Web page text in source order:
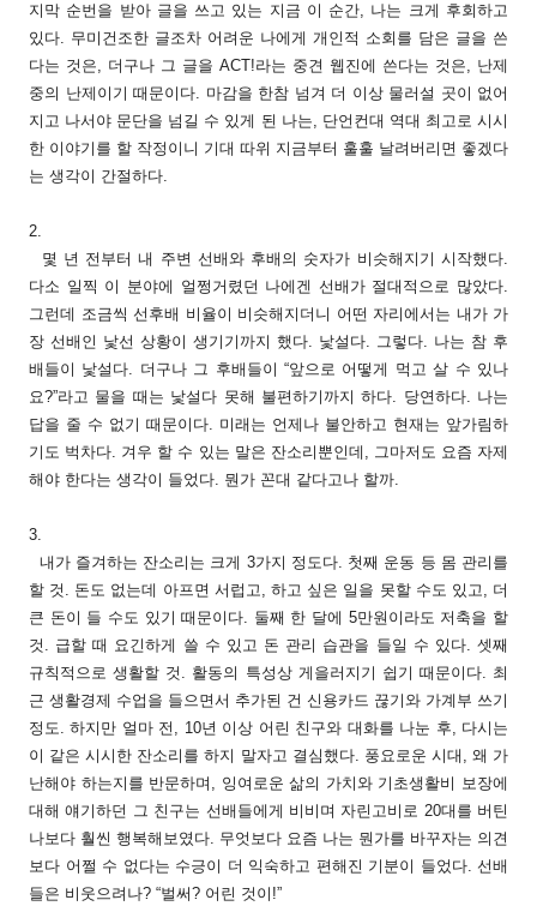
지막 순번을 받아 글을 쓰고 있는 지금 이 순간, 나는 크게 후회하고
있다. 무미건조한 글조차 어려운 나에게 개인적 소회를 담은 글을 쓴
다는 것은, 더구나 그 글을 ACT!라는 중견 웹진에 쓴다는 것은, 난제
중의 난제이기 때문이다. 마감을 한참 넘겨 더 이상 물러설 곳이 없어
지고 나서야 문단을 넘길 수 있게 된 나는, 단언컨대 역대 최고로 시시
한 이야기를 할 작정이니 기대 따위 지금부터 훌훌 날려버리면 좋겠다
는 생각이 간절하다.
2.
몇 년 전부터 내 주변 선배와 후배의 숫자가 비슷해지기 시작했다.
다소 일찍 이 분야에 얼쩡거렸던 나에겐 선배가 절대적으로 많았다.
그런데 조금씩 선후배 비율이 비슷해지더니 어떤 자리에서는 내가 가
장 선배인 낯선 상황이 생기기까지 했다. 낯설다. 그렇다. 나는 참 후
배들이 낯설다. 더구나 그 후배들이 “앞으로 어떻게 먹고 살 수 있나
요?”라고 물을 때는 낯설다 못해 불편하기까지 하다. 당연하다. 나는
답을 줄 수 없기 때문이다. 미래는 언제나 불안하고 현재는 앞가림하
기도 벅차다. 겨우 할 수 있는 말은 잔소리뿐인데, 그마저도 요즘 자제
해야 한다는 생각이 들었다. 뭔가 꼰대 같다고나 할까.
3.
내가 즐겨하는 잔소리는 크게 3가지 정도다. 첫째 운동 등 몸 관리를
할 것. 돈도 없는데 아프면 서럽고, 하고 싶은 일을 못할 수도 있고, 더
큰 돈이 들 수도 있기 때문이다. 둘째 한 달에 5만원이라도 저축을 할
것. 급할 때 요긴하게 쓸 수 있고 돈 관리 습관을 들일 수 있다. 셋째
규칙적으로 생활할 것. 활동의 특성상 게을러지기 쉽기 때문이다. 최
근 생활경제 수업을 들으면서 추가된 건 신용카드 끊기와 가계부 쓰기
정도. 하지만 얼마 전, 10년 이상 어린 친구와 대화를 나눈 후, 다시는
이 같은 시시한 잔소리를 하지 말자고 결심했다. 풍요로운 시대, 왜 가
난해야 하는지를 반문하며, 잉여로운 삶의 가치와 기초생활비 보장에
대해 얘기하던 그 친구는 선배들에게 비비며 자린고비로 20대를 버틴
나보다 훨씬 행복해보였다. 무엇보다 요즘 나는 뭔가를 바꾸자는 의견
보다 어쩔 수 없다는 수긍이 더 익숙하고 편해진 기분이 들었다. 선배
들은 비웃으려나? “벌써? 어린 것이!”